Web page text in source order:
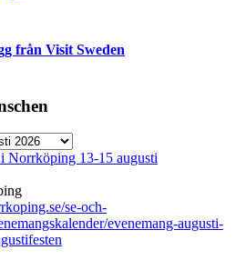
från Visit Sweden
Norrköping 13-15 augusti
se-och-
evenemang-augusti-